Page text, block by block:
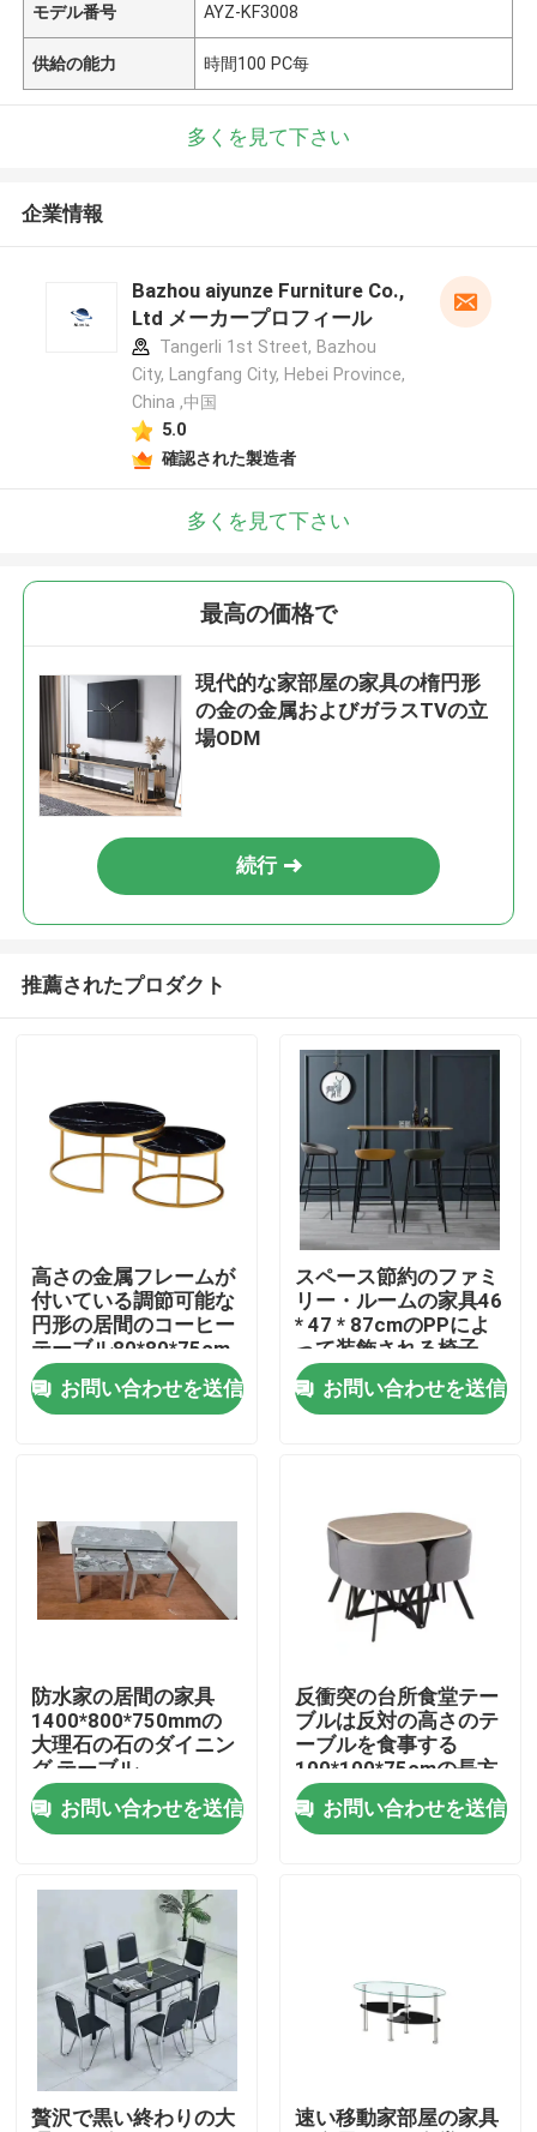
接触
家部屋の家具
居間の家具
食堂の家具
注文TVのキャビネット
バー スツールの椅子
注文のコーヒー テーブル
モデル番号 AYZ-KF3008
供給の能力 時間100 PC每
多くを見て下さい
企業情報
Bazhou aiyunze Furniture Co.,
Ltd メーカープロフィール
Tangerli 1st Street, Bazhou
City, Langfang City, Hebei Province,
China ,中国
5.0
確認された製造者
多くを見て下さい
最高の価格で
現代的な家部屋の家具の楕円形
の金の金属およびガラスTVの立
場ODM
続行
推薦されたプロダクト
高さの金属フレームが
付いている調節可能な
円形の居間のコーヒー
テーブル80*80*75cm
お問い合わせを送信
スペース節約のファミ
リー・ルームの家具46
* 47 * 87cmのPPによ
って装飾される椅子
お問い合わせを送信
防水家の居間の家具
1400*800*750mmの
大理石の石のダイニン
グ テーブル
お問い合わせを送信
反衝突の台所食堂テー
ブルは反対の高さのテ
ーブルを食事する
100*100*75cmの長方
形を置いた
お問い合わせを送信
贅沢で黒い終わりの大
速い移動家部屋の家具